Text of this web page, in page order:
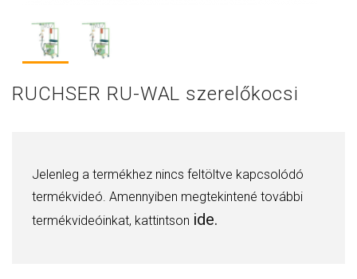
RUCHSER RU-WAL szerelőkocsi
Jelenleg a termékhez nincs feltöltve kapcsolódó
termékvideó. Amennyiben megtekintené további
termékvideóinkat, kattintson ide.